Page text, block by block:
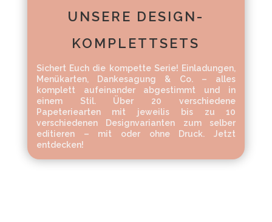
UNSERE DESIGN-
KOMPLETTSETS
Sichert Euch die kompette Serie! Einladungen,
Menükarten, Dankesagung & Co. – alles
komplett aufeinander abgestimmt und in
einem Stil. Über 20 verschiedene
Papeteriearten mit jeweilis bis zu 10
verschiedenen Designvarianten zum selber
editieren – mit oder ohne Druck. Jetzt
entdecken!